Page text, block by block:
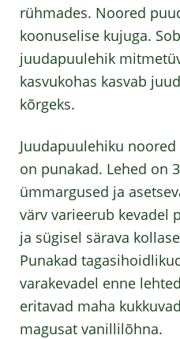
rühmades. Noored
koonuselise kujuga.
juudapuulehik
kasvukohas kasvab
kõrgeks.
Juudapuulehiku
on punakad. Lehed on
ümmargused ja
värv varieerub kevadel
ja sügisel särava
Punakad
varakevadel enne
eritavad maha
magusat vanillilõhna.